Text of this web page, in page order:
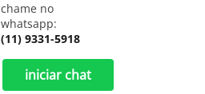
chame no
whatsapp:
(11) 9331-5918
iniciar chat